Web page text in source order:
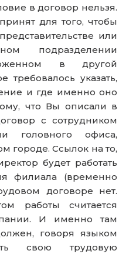
в договор нельзя.
для того, чтобы
или
подразделении
в другой
требовалось указать,
и где именно оно
что Вы описали в
с сотрудником
головного офиса,
городе. Ссылок на то,
будет работать
филиала (временно
договоре нет.
работы считается
И именно там
говоря языком
свою трудовую